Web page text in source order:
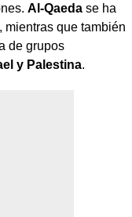
Al-Qaeda se ha
mientras que también
de grupos
y Palestina.